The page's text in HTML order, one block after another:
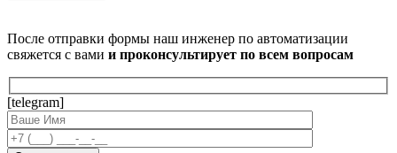
После отправки формы наш инженер по автоматизации
свяжется с вами и проконсультирует по всем вопросам
[telegram]